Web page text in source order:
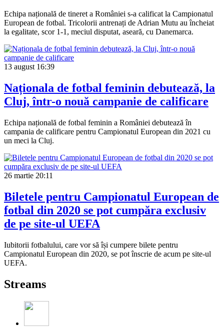
Echipa națională de tineret a României s-a calificat la Campionatul
European de fotbal. Tricolorii antrenați de Adrian Mutu au încheiat
la egalitate, scor 1-1, meciul disputat, aseară, cu Danemarca.
13 august 16:39
Naționala de fotbal feminin debutează, la
Cluj, într-o nouă campanie de calificare
Echipa națională de fotbal feminin a României debutează în
campania de calificare pentru Campionatul European din 2021 cu
un meci la Cluj.
26 martie 20:11
Biletele pentru Campionatul European de
fotbal din 2020 se pot cumpăra exclusiv
de pe site-ul UEFA
Iubitorii fotbalului, care vor să își cumpere bilete pentru
Campionatul European din 2020, se pot înscrie de acum pe site-ul
UEFA.
Streams